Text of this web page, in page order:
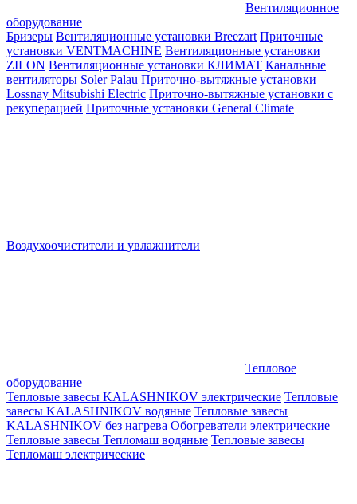
Вентиляционное
оборудование
Бризеры Вентиляционные установки Breezart Приточные
установки VENTMACHINE Вентиляционные установки
ZILON Вентиляционные установки КЛИМАТ Канальные
вентиляторы Soler Palau Приточно-вытяжные установки
Lossnay Mitsubishi Electric Приточно-вытяжные установки с
рекуперацией Приточные установки General Climate
Воздухоочистители и увлажнители
Тепловое
оборудование
Тепловые завесы KALASHNIKOV электрические Тепловые
завесы KALASHNIKOV водяные Тепловые завесы
KALASHNIKOV без нагрева Обогреватели электрические
Тепловые завесы Тепломаш водяные Тепловые завесы
Тепломаш электрические